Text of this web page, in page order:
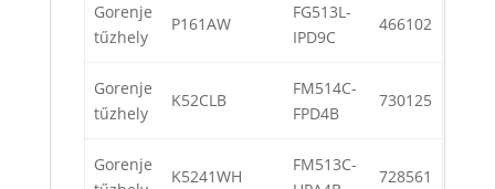
Gorenje
tűzhely
P161AW
FG513L-
IPD9C
466102
Gorenje
tűzhely
K52CLB
FM514C-
FPD4B
730125
Gorenje
K5241WH
FM513C-
728561